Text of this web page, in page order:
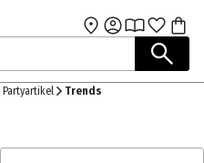
Zum Hauptinhalt
Partyartikel Trends